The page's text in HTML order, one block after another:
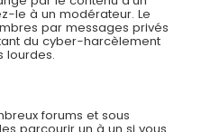
le à un modérateur. Le
par messages privés
du cyber-harcèlement
lourdes.
forums et sous